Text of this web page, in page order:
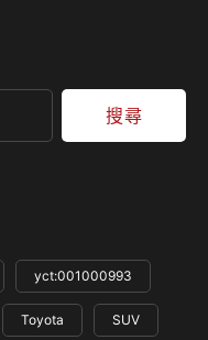
搜尋
yct:001000993
Toyota SUV